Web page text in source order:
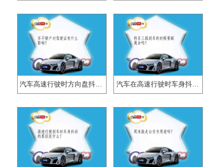
汽车高速行驶时方向盘抖动是什么原因？ 汽车在高速行驶时车身抖动的原因是什么?